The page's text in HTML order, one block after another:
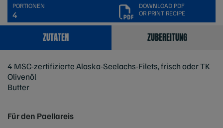
PORTIONEN
4
DOWNLOAD PDF
OR PRINT RECIPE
ZUTATEN ZUBEREITUNG
4 MSC-zertifizierte Alaska-Seelachs-Filets, frisch oder TK
Olivenöl
Butter
Für den Paellareis